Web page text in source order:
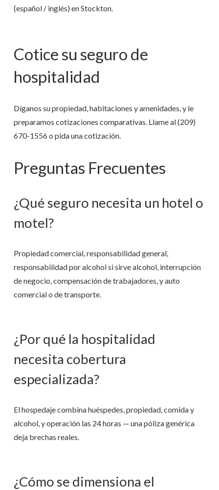
(español / inglés) en Stockton.
Cotice su seguro de
hospitalidad
Díganos su propiedad, habitaciones y amenidades, y le
preparamos cotizaciones comparativas. Llame al(209)
670-1556o pida una cotización.
Preguntas Frecuentes
¿Qué seguro necesita un hotel o
motel?
Propiedad comercial, responsabilidad general,
responsabilidad por alcohol si sirve alcohol, interrupción
de negocio, compensación de trabajadores, y auto
comercial o de transporte.
¿Por qué la hospitalidad
necesita cobertura
especializada?
El hospedaje combina huéspedes, propiedad, comida y
alcohol, y operación las 24 horas — una póliza genérica
deja brechas reales.
¿Cómo se dimensiona el